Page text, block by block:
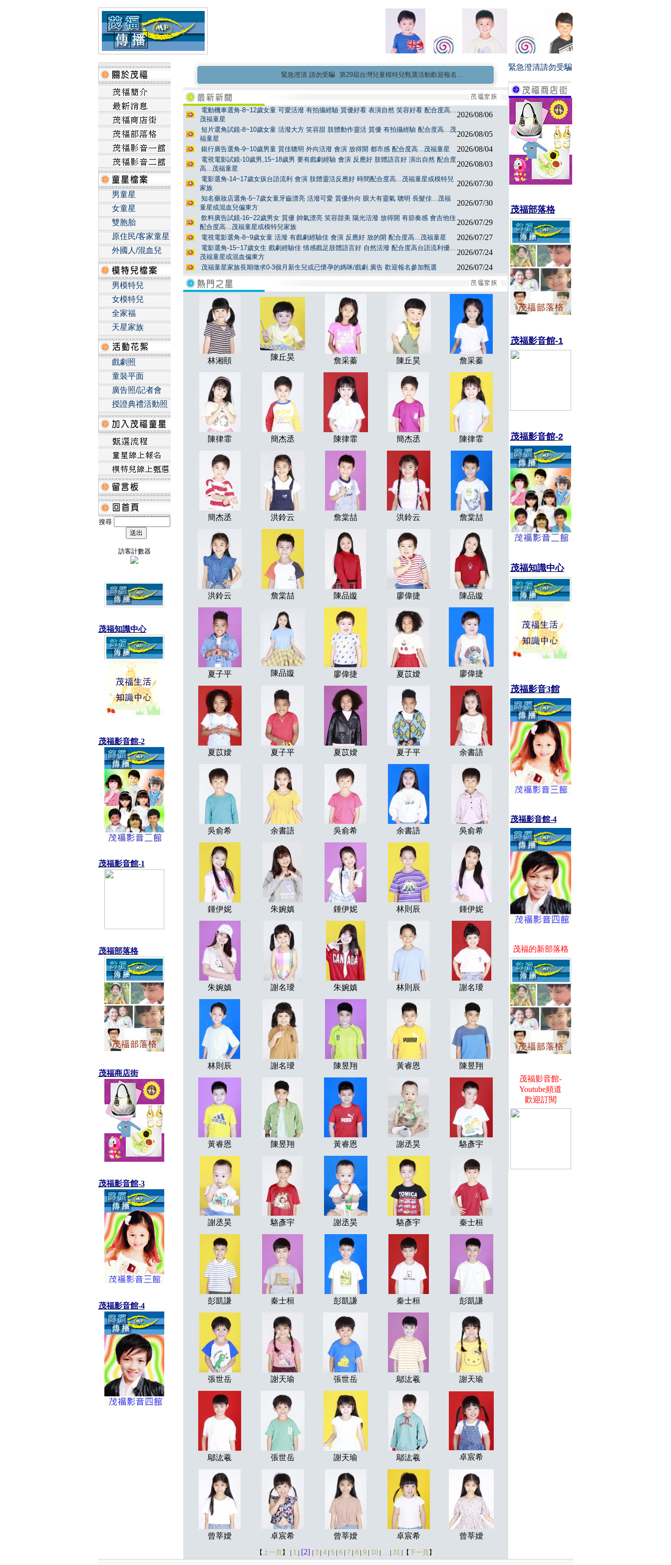
男童星
女童星
雙胞胎
原住民/客家童星
外國人/混血兒
男模特兒
女模特兒
全家福
天星家族
戲劇照
童裝平面
廣告照/記者會
授證典禮活動照
搜尋
訪客計數器
茂福知識中心
茂福影音館-2
茂福影音館-1
茂福部落格
茂福商店街
茂福影音館-3
茂福影音館-4
緊急澄清 請勿受騙 第29屆台灣兒童模特兒甄選活動歡迎報名... 茂福童星家族長期徵求0-3個月新生兒小童星 小演員
電動機車選角-8~12歲女童 可愛活潑 有拍攝經驗 質優好看 表演自然 笑容好看 配合度高...
茂福童星
2026/08/06
短片選角試鏡-8~10歲女童 活潑大方 笑容甜 肢體動作靈活 質優 有拍攝經驗 配合度高...茂
福童星
2026/08/05
銀行廣告選角-9~10歲男童 質佳聰明 外向活潑 會演 放得開 都市感 配合度高...茂福童星 2026/08/04
電視電影試鏡-10歲男,15~18歲男 要有戲劇經驗 會演 反應好 肢體語言好 演出自然 配合度
高...茂福童星
2026/08/03
電影選角-14~17歲女孩台語流利 會演 肢體靈活反應好 時間配合度高...茂福童星或模特兒
家族
2026/07/30
知名藥妝店選角-5~7歲女童牙齒漂亮 活潑可愛 質優外向 眼大有靈氣 聰明 長髮佳...茂福
童星或混血兒偏東方
2026/07/30
飲料廣告試鏡-16~22歲男女 質優 帥氣漂亮 笑容甜美 陽光活潑 放得開 有節奏感 會吉他佳
配合度高...茂福童星或模特兒家族
2026/07/29
電視電影選角-8~9歲女童 活潑 有戲劇經驗佳 會演 反應好 放的開 配合度高...茂福童星 2026/07/27
電影選角-15~17歲女生 戲劇經驗佳 情感戲足肢體語言好 自然活潑 配合度高台語流利優...
茂福童星或混血偏東方
2026/07/24
茂福童星家族長期徵求0-3個月新生兒或已懷孕的媽咪/戲劇.廣告 歡迎報名參加甄選 2026/07/24
林湘頤 陳丘昊 詹采蓁 陳丘昊 詹采蓁
陳律霏 簡杰丞 陳律霏 簡杰丞 陳律霏
簡杰丞 洪鈴云 詹棠喆 洪鈴云 詹棠喆
洪鈴云 詹棠喆 陳品嫙 廖偉捷 陳品嫙
夏子平 陳品嫙 廖偉捷 夏苡嬡 廖偉捷
夏苡嬡 夏子平 夏苡嬡 夏子平 余書語
吳俞希 余書語 吳俞希 余書語 吳俞希
鍾伊妮 朱婉嫃 鍾伊妮 林則辰 鍾伊妮
朱婉嫃 謝名璦 朱婉嫃 林則辰 謝名璦
林則辰 謝名璦 陳昱翔 黃睿恩 陳昱翔
黃睿恩 陳昱翔 黃睿恩 謝丞昊 駱彥宇
謝丞昊 駱彥宇 謝丞昊 駱彥宇 秦士桓
彭凱謙 秦士桓 彭凱謙 秦士桓 彭凱謙
張世岳 謝天瑜 張世岳 鄔汯羲 謝天瑜
鄔汯羲 張世岳 謝天瑜 鄔汯羲 卓宸希
曾莘嬡 卓宸希 曾莘嬡 卓宸希 曾莘嬡
【上一頁】 | 1| [2] | 3| 4| 5| 6| 7| 8| 9| 10| ... | 31|【下一頁】
緊急澄清請勿受騙
茂福部落格
茂福影音館-1
茂福影音館-2
茂福知識中心
茂福影音3館
茂福影音館-4
茂福的新部落格
茂福影音館-
Youtube頻道
歡迎訂閱